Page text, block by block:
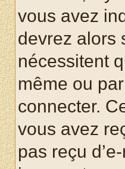
vous avez
devrez alors
nécessitent
même ou
connecter.
vous avez
pas reçu